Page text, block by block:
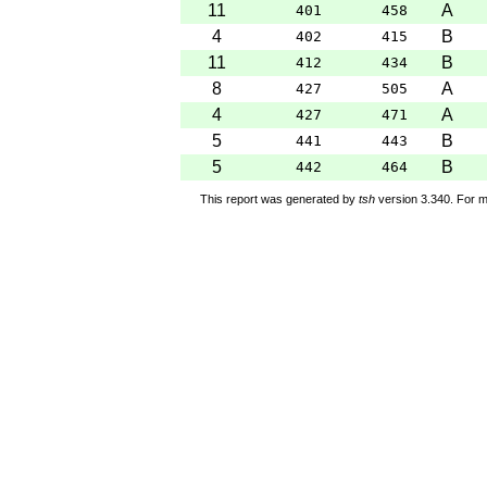
11 401 458
A
4
402 415
B
11
412 434
B
8
427 505
A
4
427 471
A
5
441 443
B
5
442 464 B
This report was generated by tsh version 3.340. For